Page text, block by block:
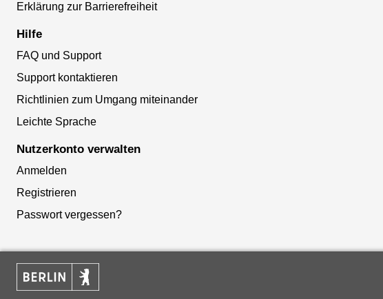
Erklärung zur Barrierefreiheit
Hilfe
FAQ und Support
Support kontaktieren
Richtlinien zum Umgang miteinander
Leichte Sprache
Nutzerkonto verwalten
Anmelden
Registrieren
Passwort vergessen?